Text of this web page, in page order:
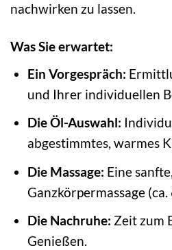
nachwirken zu lassen.
Was Sie erwartet:
Ein Vorgespräch:
und Ihrer individuellen
Die Öl-Auswahl:
abgestimmtes, warmes
Die Massage: Eine
Ganzkörpermassage
Die Nachruhe: Zeit zum
Genießen.